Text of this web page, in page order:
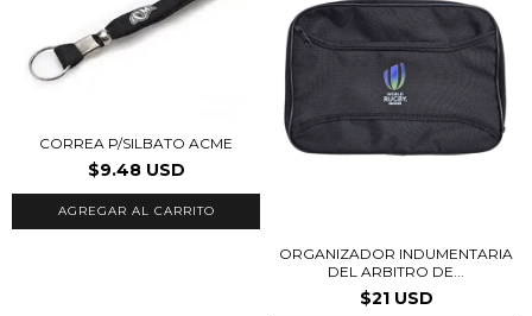
CORREA P/SILBATO ACME
$9.48 USD
ORGANIZADOR INDUMENTARIA
DEL ARBITRO DE...
$21 USD